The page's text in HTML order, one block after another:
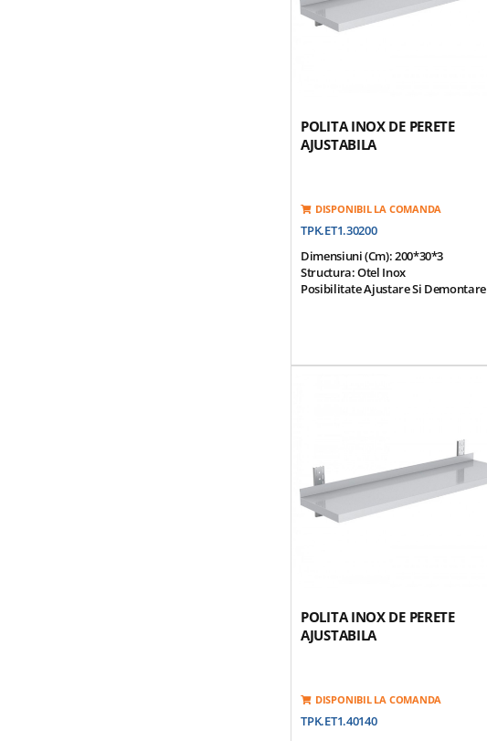
POLITA INOX DE PERETE
AJUSTABILA
DISPONIBIL LA COMANDA
TPK.ET1.30200
Dimensiuni (cm): 200*30*3
Structura: Otel Inox
Posibilitate Ajustare Si Demontare
POLITA INOX DE PERETE
AJUSTABILA
DISPONIBIL LA COMANDA
TPK.ET1.40140